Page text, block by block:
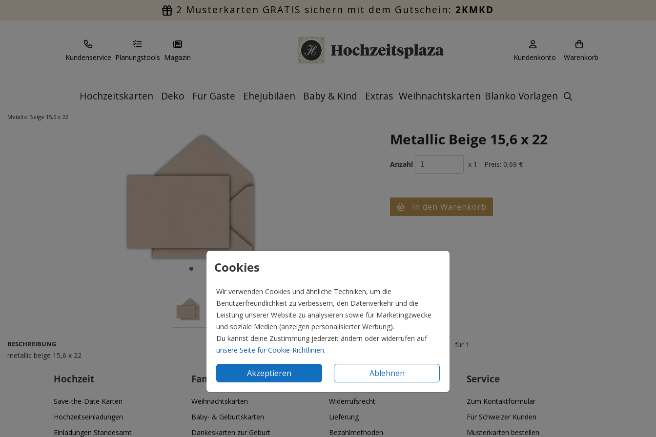
2 Musterkarten GRATIS sichern mit dem Gutschein: 2KMKD
Kundenservice Planungstools Magazin Kundenkonto Warenkorb
Hochzeitskarten Deko Für Gäste Ehejubiläen Baby & Kind Extras Weihnachtskarten Blanko Vorlagen
Cookies
Wir verwenden Cookies und ähnliche Techniken, um die
Benutzerfreundlichkeit zu verbessern, den Datenverkehr und die
Leistung unserer Website zu analysieren sowie für Marketingzwecke
und soziale Medien (anzeigen personalisierter Werbung).
Du kannst deine Zustimmung jederzeit ändern oder widerrufen auf
unsere Seite für Cookie-Richtlinien.
Akzeptieren Ablehnen
Metallic Beige 15,6 x 22
Metallic Beige 15,6 x 22
Anzahl x 1 Preis: 0,69 €
In den Warenkorb
BESCHREIBUNG
metallic beige 15,6 x 22
Preis:0,69 € für 1
Hochzeit
Save-the-Date Karten
Hochzeitseinladungen
Einladungen Standesamt
Familie & Feiertage
Weihnachtskarten
Baby- & Geburtskarten
Dankeskarten zur Geburt
Informationen
Widerrufsrecht
Lieferung
Bezahlmethoden
Service
Zum Kontaktformular
Für Schweizer Kunden
Musterkarten bestellen